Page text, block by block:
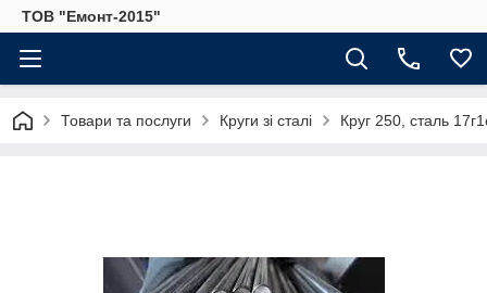
ТОВ "Емонт-2015"
Товари та послуги Круги зі сталі Круг 250, сталь